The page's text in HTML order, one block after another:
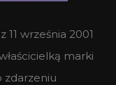
września 2001
marki
zdarzeniu